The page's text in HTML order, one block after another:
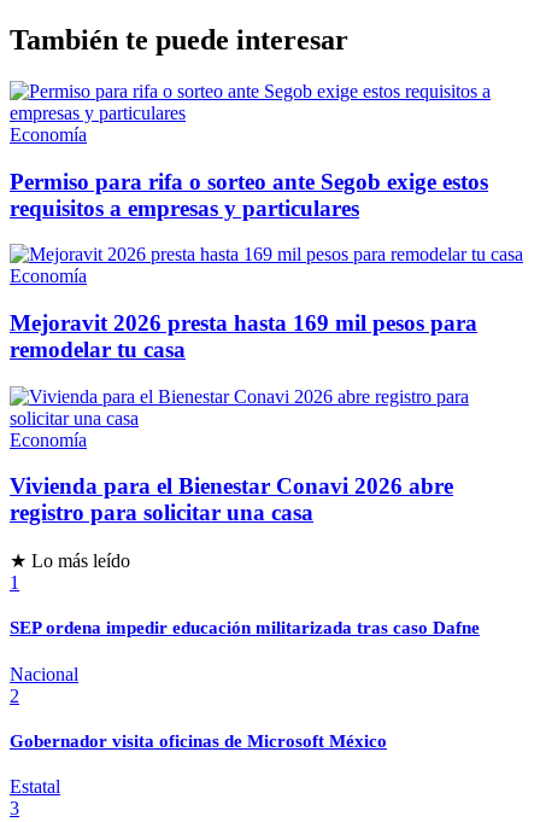
También te puede interesar
Economía
Permiso para rifa o sorteo ante Segob exige estos
requisitos a empresas y particulares
Economía
Mejoravit 2026 presta hasta 169 mil pesos para
remodelar tu casa
Economía
Vivienda para el Bienestar Conavi 2026 abre
registro para solicitar una casa
★ Lo más leído
1
SEP ordena impedir educación militarizada tras caso Dafne
Nacional
2
Gobernador visita oficinas de Microsoft México
Estatal
3